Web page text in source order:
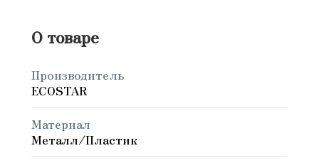
О товаре
Производитель
ECOSTAR
Материал
Металл/Пластик